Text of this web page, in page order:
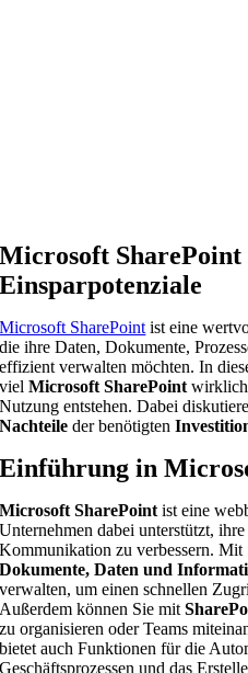
Microsoft SharePoint
Einsparpotenziale
Microsoft SharePointist eine
die ihre Daten, Dokumente,
effizient verwalten möchten. In
vielMicrosoft SharePointwirklich
Nutzung entstehen. Dabei
Nachteile der benötigten
Einführung in
Microsoft SharePointist eine
Unternehmen dabei unterstützt,
Kommunikation zu verbessern. Mit
Dokumente, Daten und
verwalten, um einen schnellen
Außerdem können Sie mit
zu organisieren oder Teams
bietet auch Funktionen für die
Geschäftsprozessen und das